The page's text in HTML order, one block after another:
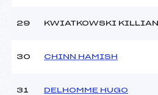
29 KWIATKOWSKI KILLIAN
30 CHINN HAMISH
31 DELHOMME HUGO